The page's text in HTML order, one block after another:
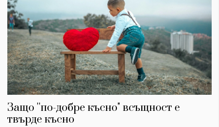
Защо ''по-добре късно" всъщност е
твърде късно